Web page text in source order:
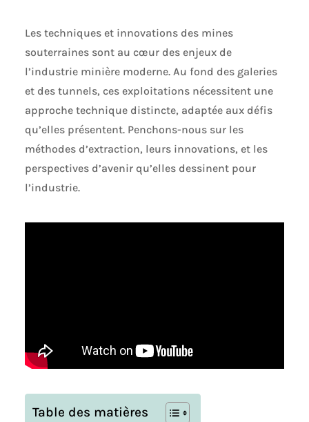
Les techniques et innovations des mines
souterraines sont au cœur des enjeux de
l’industrie minière moderne. Au fond des galeries
et des tunnels, ces exploitations nécessitent une
approche technique distincte, adaptée aux défis
qu’elles présentent. Penchons-nous sur les
méthodes d’extraction, leurs innovations, et les
perspectives d’avenir qu’elles dessinent pour
l’industrie.
Table des matières